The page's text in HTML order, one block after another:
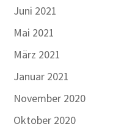
Juni 2021
Mai 2021
März 2021
Januar 2021
November 2020
Oktober 2020